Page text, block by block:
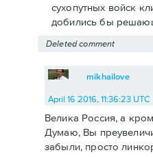
сухопутных войск
добились бы
Deleted comment
mikhailove
April 16 2016, 11:36:23 UTC
Велика Россия, а
Думаю, Вы
забыли, просто